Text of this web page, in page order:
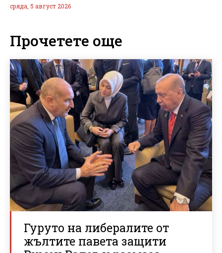
сряда, 5 август 2026
Прочетете още
Гуруто на либералите от
жълтите павета защити